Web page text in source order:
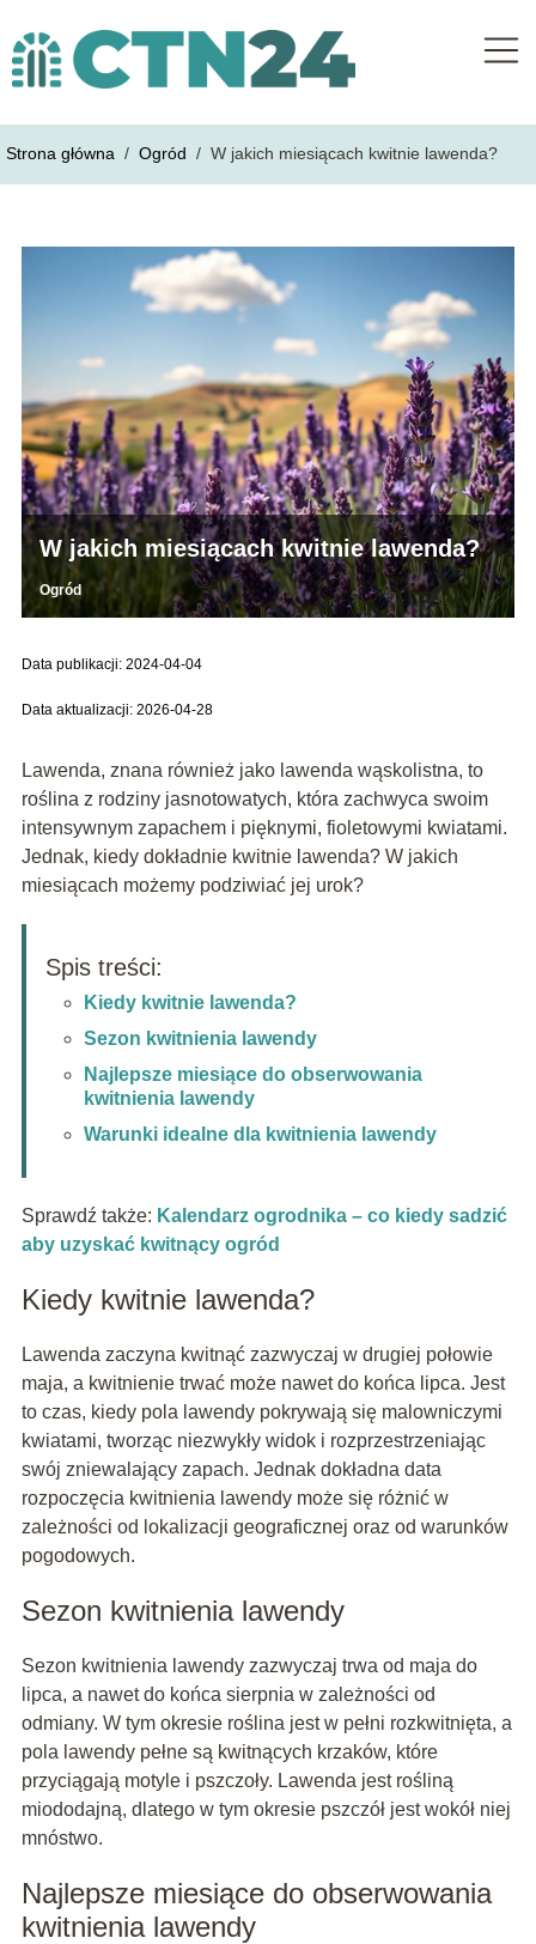
Strona główna / Ogród / W jakich miesiącach kwitnie lawenda?
W jakich miesiącach kwitnie lawenda?
Ogród
Data publikacji: 2024-04-04
Data aktualizacji: 2026-04-28
Lawenda, znana również jako lawenda wąskolistna, to
roślina z rodziny jasnotowatych, która zachwyca swoim
intensywnym zapachem i pięknymi, fioletowymi kwiatami.
Jednak, kiedy dokładnie kwitnie lawenda? W jakich
miesiącach możemy podziwiać jej urok?
Spis treści:
Kiedy kwitnie lawenda?
Sezon kwitnienia lawendy
Najlepsze miesiące do obserwowania
kwitnienia lawendy
Warunki idealne dla kwitnienia lawendy
Sprawdź także: Kalendarz ogrodnika – co kiedy sadzić
aby uzyskać kwitnący ogród
Kiedy kwitnie lawenda?
Lawenda zaczyna kwitnąć zazwyczaj w drugiej połowie
maja, a kwitnienie trwać może nawet do końca lipca. Jest
to czas, kiedy pola lawendy pokrywają się malowniczymi
kwiatami, tworząc niezwykły widok i rozprzestrzeniając
swój zniewalający zapach. Jednak dokładna data
rozpoczęcia kwitnienia lawendy może się różnić w
zależności od lokalizacji geograficznej oraz od warunków
pogodowych.
Sezon kwitnienia lawendy
Sezon kwitnienia lawendy zazwyczaj trwa od maja do
lipca, a nawet do końca sierpnia w zależności od
odmiany. W tym okresie roślina jest w pełni rozkwitnięta, a
pola lawendy pełne są kwitnących krzaków, które
przyciągają motyle i pszczoły. Lawenda jest rośliną
miododajną, dlatego w tym okresie pszczół jest wokół niej
mnóstwo.
Najlepsze miesiące do obserwowania
kwitnienia lawendy